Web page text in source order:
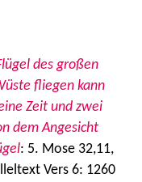
des großen
fliegen kann
Zeit und zwei
dem Angesicht
: 5. Mose 32,11,
Vers 6: 1260